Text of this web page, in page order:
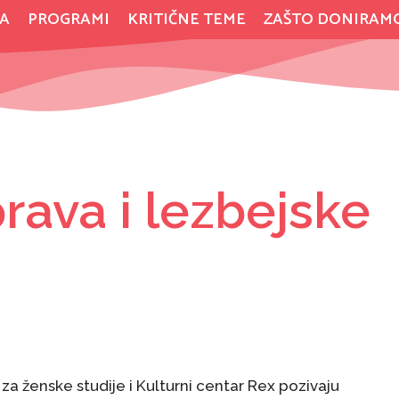
PROGRAMI KRITIČNE TEME ZAŠTO
i lezbejske
ženske studije i Kulturni centar Rex pozivaju